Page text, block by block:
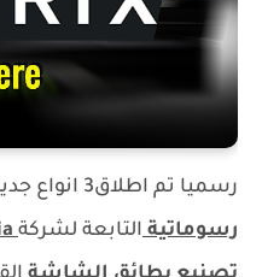
رسميا تم اطلاق3 انواع جديدة من
رسوماتية التابعة لشركة